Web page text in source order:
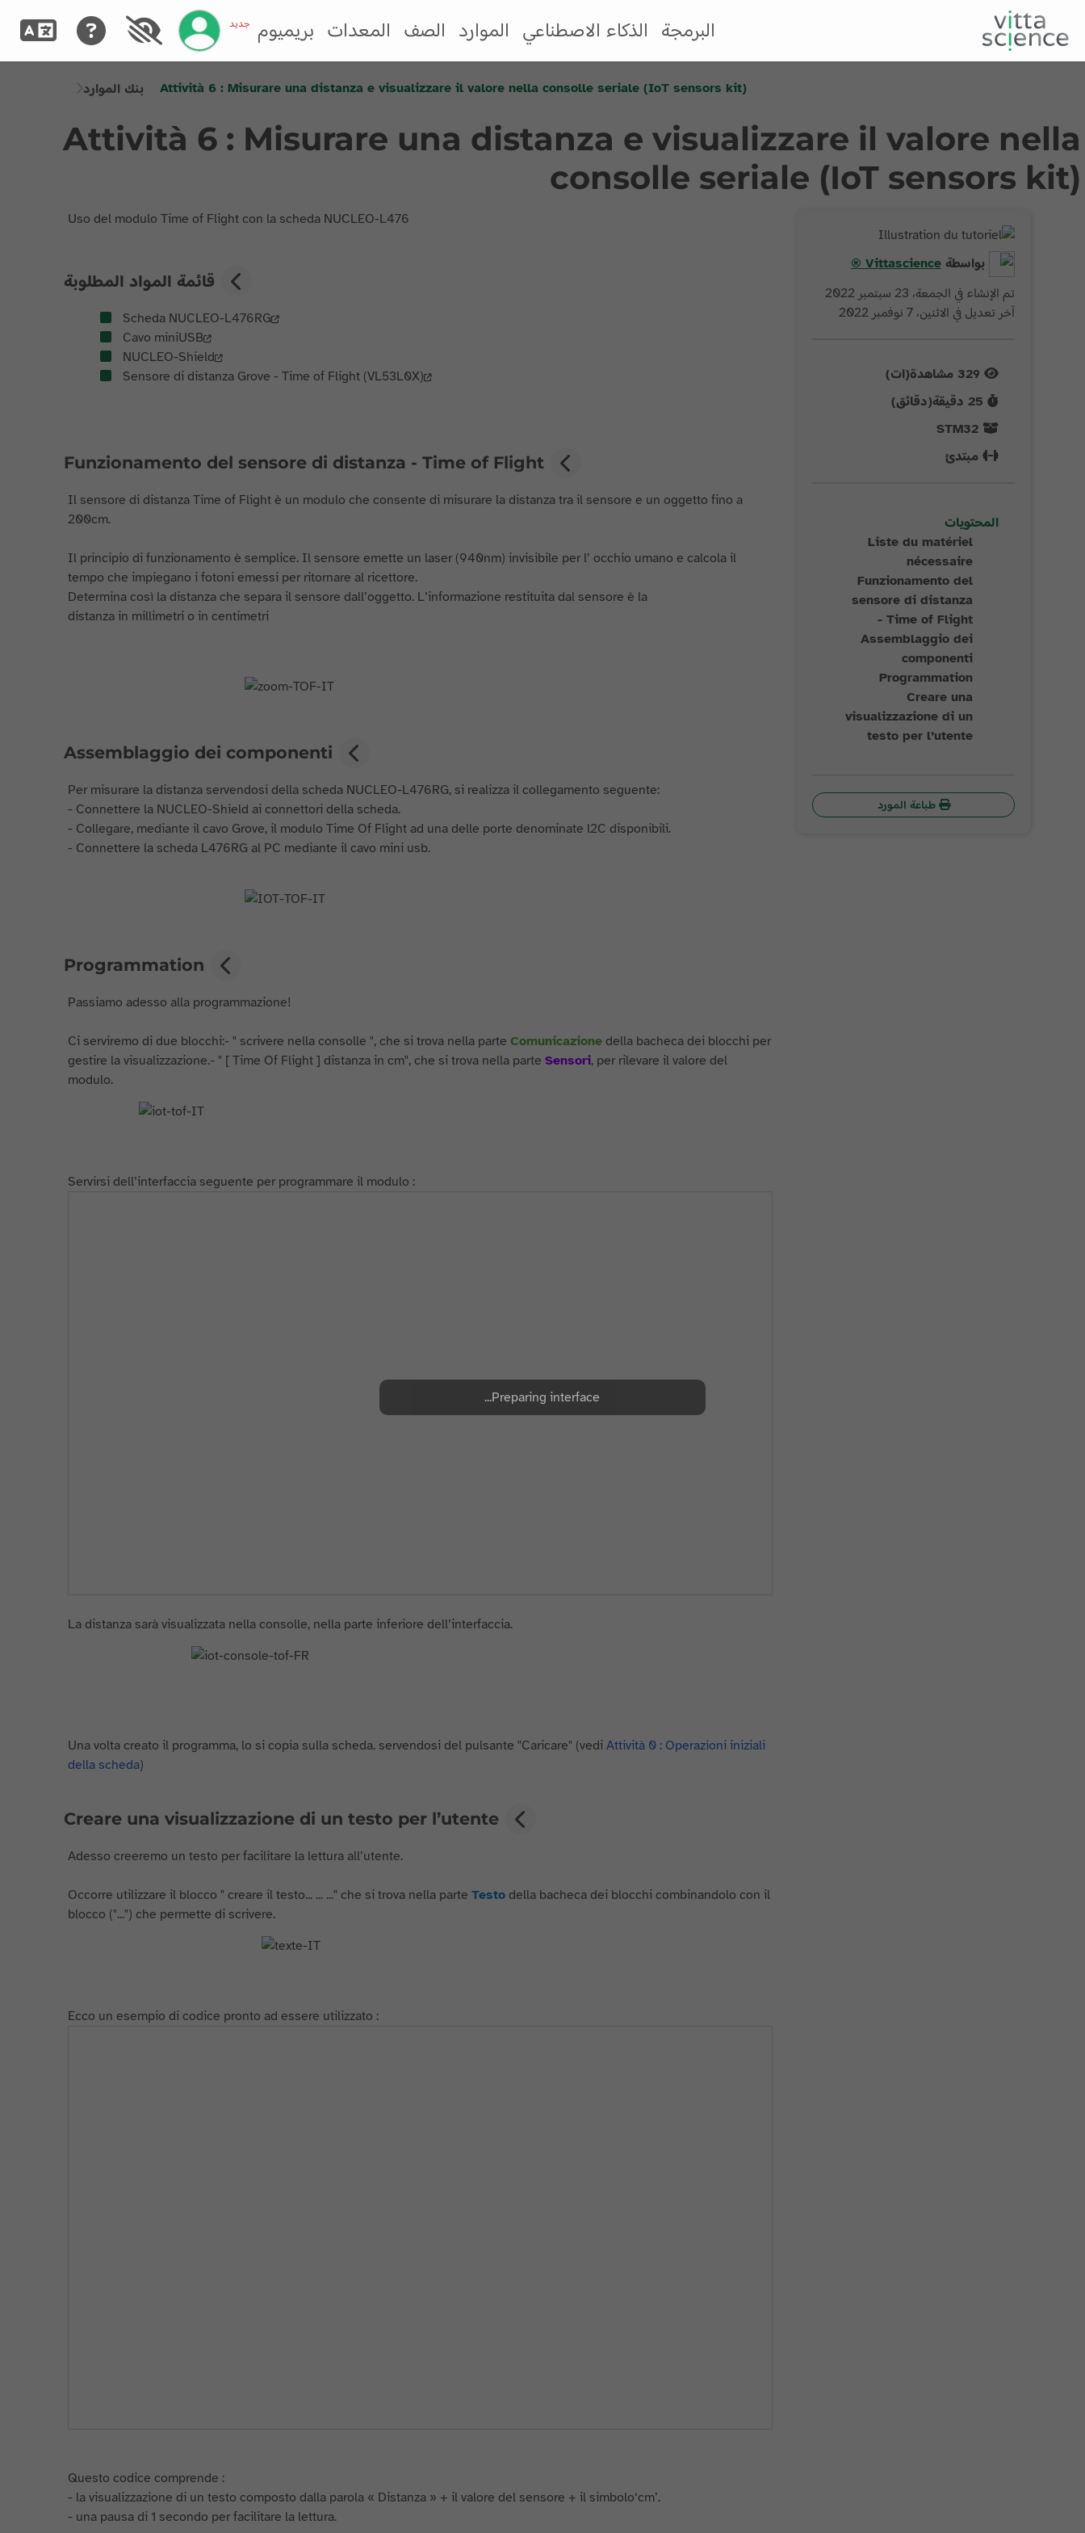
البرمجة الذكاء الاصطناعي الموارد الصف المعدات بريميوم جديد إدارة حسابك
بنك الموارد Attività 6 : Misurare una distanza e visualizzare il valore nella consolle seriale (IoT sensors kit)
Attività 6 : Misurare una distanza e visualizzare il valore nella
consolle seriale (IoT sensors kit)
بواسطةVittascience
®
تم الإنشاء في الجمعة، 23 سبتمبر 2022
آخر تعديل في الاثنين، 7 نوفمبر 2022
329 مشاهدة(ات)
25 دقيقة(دقائق)
STM32
مبتدئ
المحتويات
Liste du matériel
nécessaire
Funzionamento del
sensore di distanza
- Time of Flight
Assemblaggio dei
componenti
Programmation
Creare una
visualizzazione di un
testo per l’utente
طباعة المورد
Uso del modulo Time of Flight con la scheda NUCLEO-L476
قائمة المواد المطلوبة
Scheda NUCLEO-L476RG
Cavo miniUSB
NUCLEO-Shield
Sensore di distanza Grove - Time of Flight (VL53L0X)
Funzionamento del sensore di distanza - Time of Flight
Il sensore di distanza Time of Flight è un modulo che consente di misurare la distanza tra il sensore e un oggetto fino a
200cm.
Il principio di funzionamento è semplice. Il sensore emette un laser (940nm) invisibile per l’ occhio umano e calcola il
tempo che impiegano i fotoni emessi per ritornare al ricettore.
Determina così la distanza che separa il sensore dall’oggetto. L’informazione restituita dal sensore è la
distanza in millimetri o in centimetri
Assemblaggio dei componenti
Per misurare la distanza servendosi della scheda NUCLEO-L476RG, si realizza il collegamento seguente:
- Connettere la NUCLEO-Shield ai connettori della scheda.
- Collegare, mediante il cavo Grove, il modulo Time Of Flight ad una delle porte denominate l2C disponibili.
- Connettere la scheda L476RG al PC mediante il cavo mini usb.
Programmation
Passiamo adesso alla programmazione!
Ci serviremo di due blocchi:- " scrivere nella consolle ", che si trova nella parteComunicazione della bacheca dei blocchi per
gestire la visualizzazione.- " [ Time Of Flight ] distanza in cm", che si trova nella parteSensori, per rilevare il valore del
modulo.
Servirsi dell’interfaccia seguente per programmare il modulo :
La distanza sarà visualizzata nella consolle, nella parte inferiore dell’interfaccia.
Una volta creato il programma, lo si copia sulla scheda. servendosi del pulsante "Caricare" (vediAttività 0 : Operazioni iniziali
della scheda)
Creare una visualizzazione di un testo per l’utente
Adesso creeremo un testo per facilitare la lettura all’utente.
Occorre utilizzare il blocco " creare il testo... ... ..." che si trova nella parteTesto della bacheca dei blocchi combinandolo con il
blocco ("...") che permette di scrivere.
Ecco un esempio di codice pronto ad essere utilizzato :
Questo codice comprende :
- la visualizzazione di un testo composto dalla parola « Distanza » + il valore del sensore + il simbolo‘cm’.
- una pausa di 1 secondo per facilitare la lettura.
Preparing interface...